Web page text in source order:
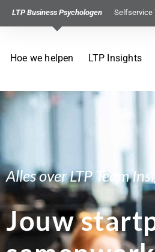
LTP Business Psychologen Selfservice
Hoe we helpen LTP Insights
Alles over LTP Team
Jouw